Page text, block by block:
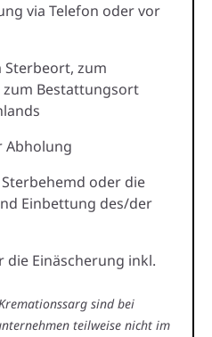
via Telefon oder vor
zum
Bestattungsort
Abholung
oder die
Einbettung des/der
die Einäscherung inkl.
sind bei
teilweise nicht im